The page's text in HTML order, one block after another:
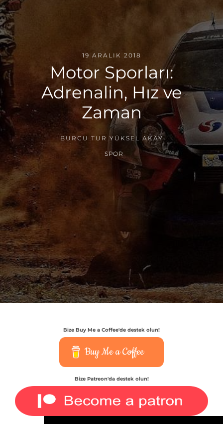
19 ARALIK 2018
Motor Sporları:
Adrenalin, Hız ve
Zaman
BURCU TUR YÜKSEL AKAY
SPOR
Bize Buy Me a Coffee'de destek olun!
Buy Me a Coffee
Bize Patreon'da destek olun!